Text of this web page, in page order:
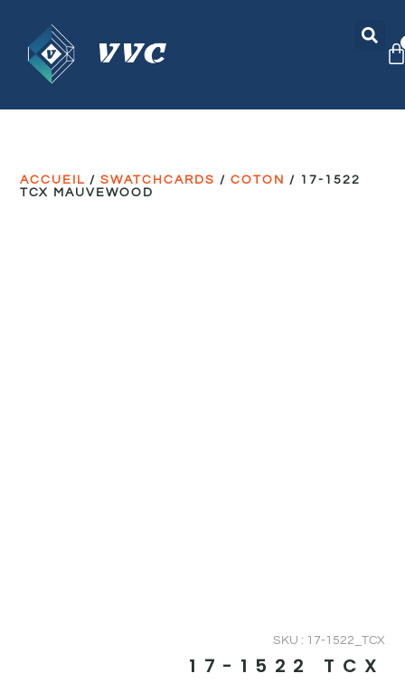
ACCUEIL /SWATCHCARDS /COTON / 17-1522
TCX MAUVEWOOD
SKU : 17-1522_TCX
17-1522 TCX